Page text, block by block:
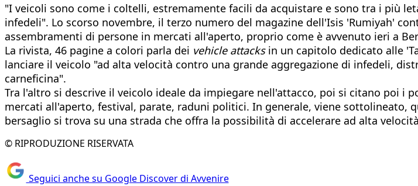
"I veicoli sono come i coltelli, estremamente facili da acquistare e sono tra i più
infedeli". Lo scorso novembre, il terzo numero del magazine dell'Isis 'Rumiyah'
assembramenti di persone in mercati all'aperto, proprio come è avvenuto ieri a
La rivista, 46 pagine a colori parla dei vehicle attacksin un capitolo dedicato alle
lanciare il veicolo "ad alta velocità contro una grande aggregazione di infedeli,
carneficina".
Tra l'altro si descrive il veicolo ideale da impiegare nell'attacco, poi si citano poi
mercati all'aperto, festival, parate, raduni politici. In generale, viene sottolineato,
bersaglio si trova su una strada che offra la possibilità di accelerare ad alta
© RIPRODUZIONE RISERVATA
Seguici anche su Google Discover di Avvenire